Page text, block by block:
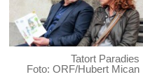
Tatort Paradies
Foto: ORF/Hubert Mican